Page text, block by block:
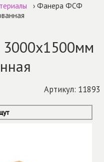
› Фанера ФСФ
Артикул: 11893